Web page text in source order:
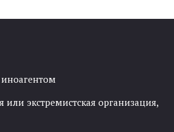
или экстремистская организация,